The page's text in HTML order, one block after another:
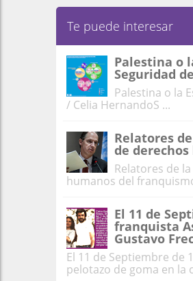
Te puede interesar
Palestina o
Seguridad
Palestina o la
/ Celia HernandoS ...
Relatores
de
Relatores de
humanos del
El 11 de
franquista
Gustavo
El 11 de Septiembre de
pelotazo de goma en la